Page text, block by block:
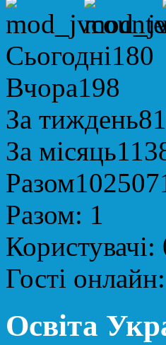
Сьогодні180
Вчора198
За тиждень
За місяць
Разом
Разом: 1
Користувачі:
Гості онлайн:
Освіта